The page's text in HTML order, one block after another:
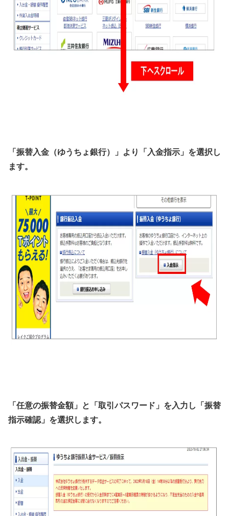
「振替入金（ゆうちょ銀行）」より「入金指示」を選択し
ます。
「任意の振替金額」と「取引パスワード」を入力し「振替
指示確認」を選択します。